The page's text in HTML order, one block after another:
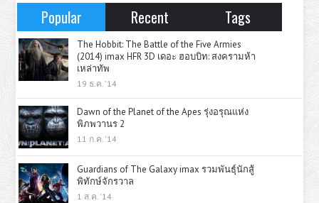
Popular Recent Tags
The Hobbit: The Battle of the Five Armies
(2014) imax HFR 3D เดอะ ฮอบบิท: สงครามห้า
เหล่าทัพ
19 ธ.ค. '14
Dawn of the Planet of the Apes รุ่งอรุณแห่ง
พิภพวานร 2
11 ก.ค. '14
Guardians of The Galaxy imax รวมพันธุ์นักสู้
พิทักษ์จักรวาล
1 ส.ค. '14